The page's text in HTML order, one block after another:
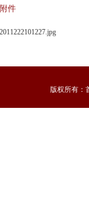
件
2011222101227.jpg
版权所有：